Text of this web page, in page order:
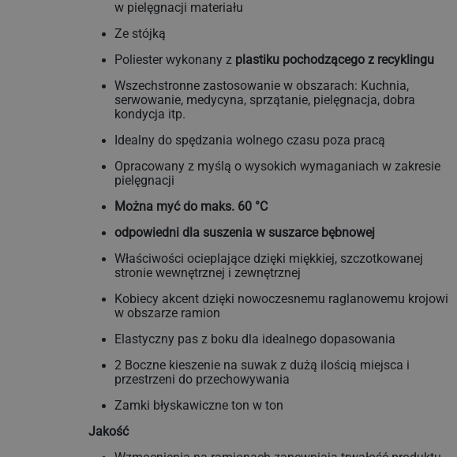
w pielęgnacji materiału
Ze stójką
Poliester wykonany z plastiku pochodzącego z recyklingu
Wszechstronne zastosowanie w obszarach: Kuchnia,
serwowanie, medycyna, sprzątanie, pielęgnacja, dobra
kondycja itp.
Idealny do spędzania wolnego czasu poza pracą
Opracowany z myślą o wysokich wymaganiach w zakresie
pielęgnacji
Można myć do maks. 60 °C
odpowiedni dla suszenia w suszarce bębnowej
Właściwości ocieplające dzięki miękkiej, szczotkowanej
stronie wewnętrznej i zewnętrznej
Kobiecy akcent dzięki nowoczesnemu raglanowemu krojowi
w obszarze ramion
Elastyczny pas z boku dla idealnego dopasowania
2 Boczne kieszenie na suwak z dużą ilością miejsca i
przestrzeni do przechowywania
Zamki błyskawiczne ton w ton
Jakość